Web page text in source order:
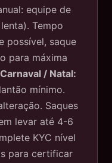
equipe de
Tempo
possível, saque
para máxima
/ Natal:
mínimo.
Saques
levar até 4-6
KYC nível
para certificar